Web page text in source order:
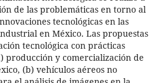
de las problemáticas en torno al
tecnológicas en las
en México. Las propuestas
tecnológica con prácticas
producción y comercialización de
(b) vehículos aéreos no